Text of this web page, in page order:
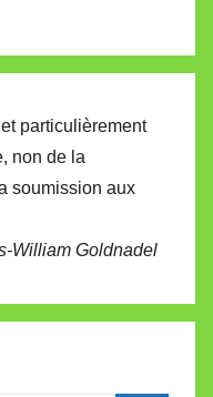
particulièrement
non de la
soumission aux
William Goldnadel